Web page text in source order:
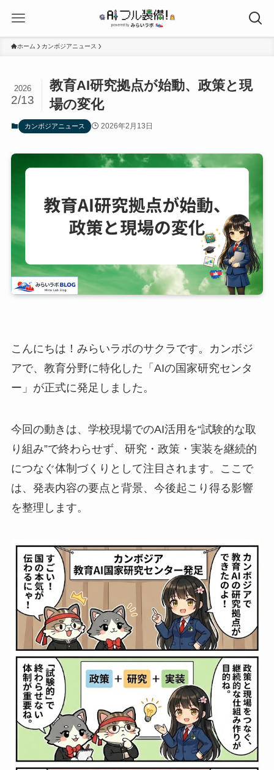
ホーム カンボジアニュース
教育AI研究拠点が始動、政策と現
場の変化
2026
2/13
カンボジアニュース 2026年2月13日
こんにちは！みらいラボのサクラです。カンボジ
アで、教育分野に特化した「AIの国家研究センタ
ー」が正式に発足しました。
今回の動きは、学校現場でのAI活用を“試験的な取
り組み”で終わらせず、研究・政策・実装を継続的
につなぐ体制づくりとして注目されます。ここで
は、発表内容の要点と背景、今後起こり得る影響
を整理します。